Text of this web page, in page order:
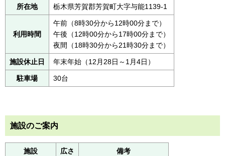
所在地 栃木県芳賀郡芳賀町大字与能1139-1
利用時間
午前（8時30分から12時00分まで）
午後（12時00分から17時00分まで）
夜間（18時30分から21時30分まで）
施設休止日 年末年始（12月28日～1月4日）
駐車場 30台
施設のご案内
施設 広さ 備考